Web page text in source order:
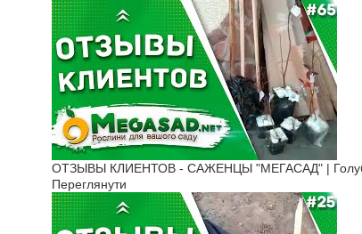
ОТЗЫВЫ КЛИЕНТОВ - САЖЕНЦЫ "МЕГАСАД" |
Переглянути